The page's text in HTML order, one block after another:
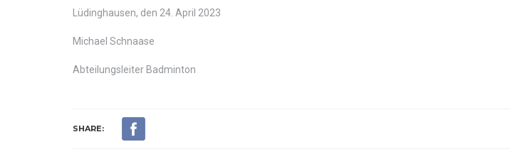
Lüdinghausen, den 24. April 2023
Michael Schnaase
Abteilungsleiter Badminton
SHARE: